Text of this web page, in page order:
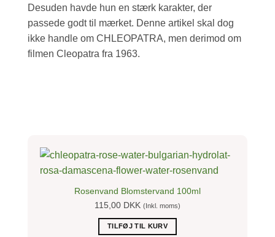
Desuden havde hun en stærk karakter, der
passede godt til mærket. Denne artikel skal dog
ikke handle om CHLEOPATRA, men derimod om
filmen Cleopatra fra 1963.
Rosenvand Blomstervand 100ml
115,00 DKK (Inkl. moms)
TILFØJ TIL KURV